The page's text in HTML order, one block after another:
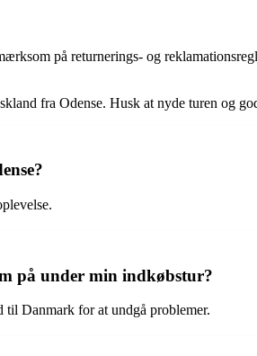
på returnerings- og
fra Odense. Husk at nyde turen og
på under min indkøbstur?
til Danmark for at undgå problemer.